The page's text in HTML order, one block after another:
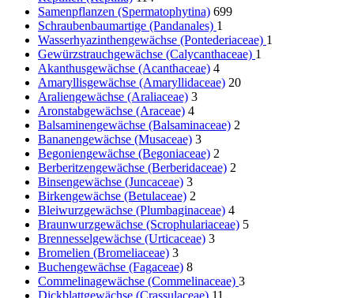
Samenpflanzen (Spermatophytina) 699
Schraubenbaumartige (Pandanales) 1
Wasserhyazinthengewächse (Pontederiaceae) 1
Gewürzstrauchgewächse (Calycanthaceae) 1
Akanthusgewächse (Acanthaceae) 4
Amaryllisgewächse (Amaryllidaceae) 20
Araliengewächse (Araliaceae) 3
Aronstabgewächse (Araceae) 4
Balsaminengewächse (Balsaminaceae) 2
Bananengewächse (Musaceae) 3
Begoniengewächse (Begoniaceae) 2
Berberitzengewächse (Berberidaceae) 2
Binsengewächse (Juncaceae) 3
Birkengewächse (Betulaceae) 2
Bleiwurzgewächse (Plumbaginaceae) 4
Braunwurzgewächse (Scrophulariaceae) 5
Brennesselgewächse (Urticaceae) 3
Bromelien (Bromeliaceae) 3
Buchengewächse (Fagaceae) 8
Commelinagewächse (Commelinaceae) 3
Dickblattgewächse (Crassulaceae) 11